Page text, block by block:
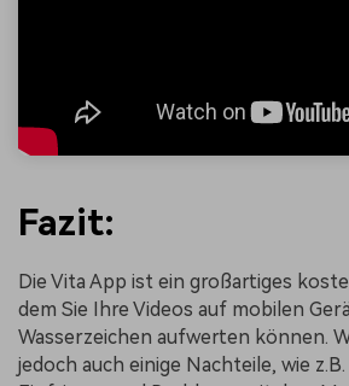
Fazit:
Die Vita App ist ein großartiges
dem Sie Ihre Videos auf mobilen
Wasserzeichen aufwerten können.
jedoch auch einige Nachteile, wie